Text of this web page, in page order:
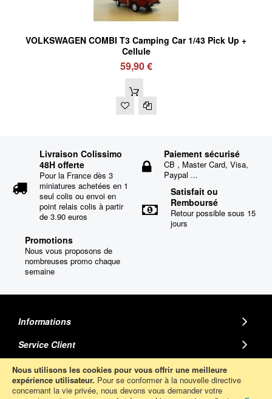
Nous utilisons les cookies pour vous offrir une meilleure
expérience utilisateur. Pour se conformer à la nouvelle directive
concernant la vie privée, nous devons vous demander votre
VOLKSWAGEN COMBI T3 Camping Car 1/43 Pick Up +
Cellule
59,90 €
Livraison Colissimo
48H offerte
Pour la France dès 3
miniatures achetées en 1
seul colis ou envoi en
point relais colis à partir
de 3.90 euros
Paiement sécurisé
CB , Master Card, Visa,
Paypal ...
Satisfait ou
Remboursé
Retour possible sous 15
jours
Promotions
Nous vous proposons de
nombreuses promo chaque
semaine
Informations
Service Client
MINIATURE AUTO
Abonnez-Vous